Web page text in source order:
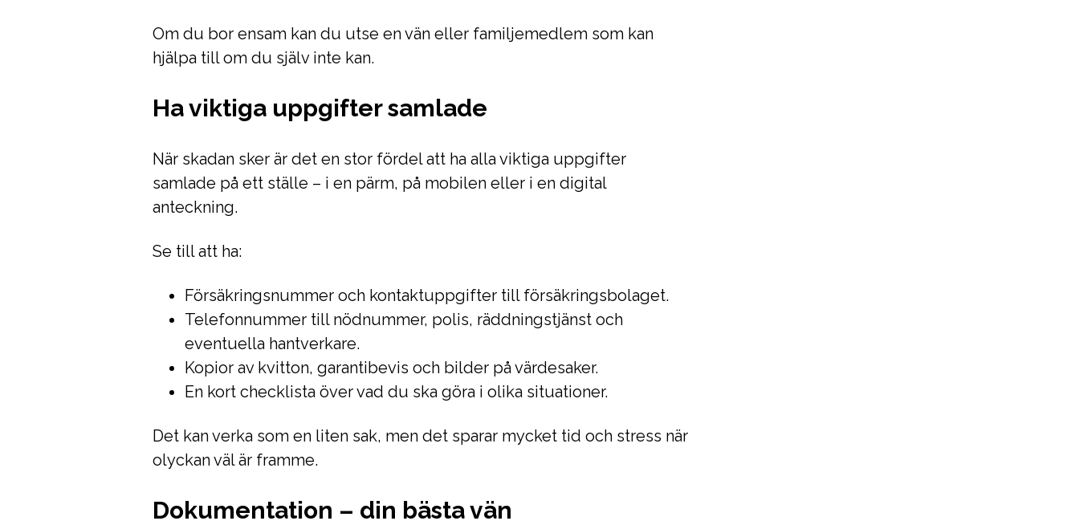
Om du bor ensam kan du utse en vän eller familjemedlem som kan
hjälpa till om du själv inte kan.
Ha viktiga uppgifter samlade
När skadan sker är det en stor fördel att ha alla viktiga uppgifter
samlade på ett ställe – i en pärm, på mobilen eller i en digital
anteckning.
Se till att ha:
Försäkringsnummer och kontaktuppgifter till försäkringsbolaget.
Telefonnummer till nödnummer, polis, räddningstjänst och
eventuella hantverkare.
Kopior av kvitton, garantibevis och bilder på värdesaker.
En kort checklista över vad du ska göra i olika situationer.
Det kan verka som en liten sak, men det sparar mycket tid och stress när
olyckan väl är framme.
Dokumentation – din bästa vän